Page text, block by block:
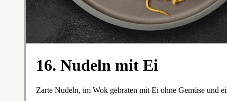
16. Nudeln mit Ei
Zarte Nudeln, im Wok gebraten mit Ei ohne Gemüse und